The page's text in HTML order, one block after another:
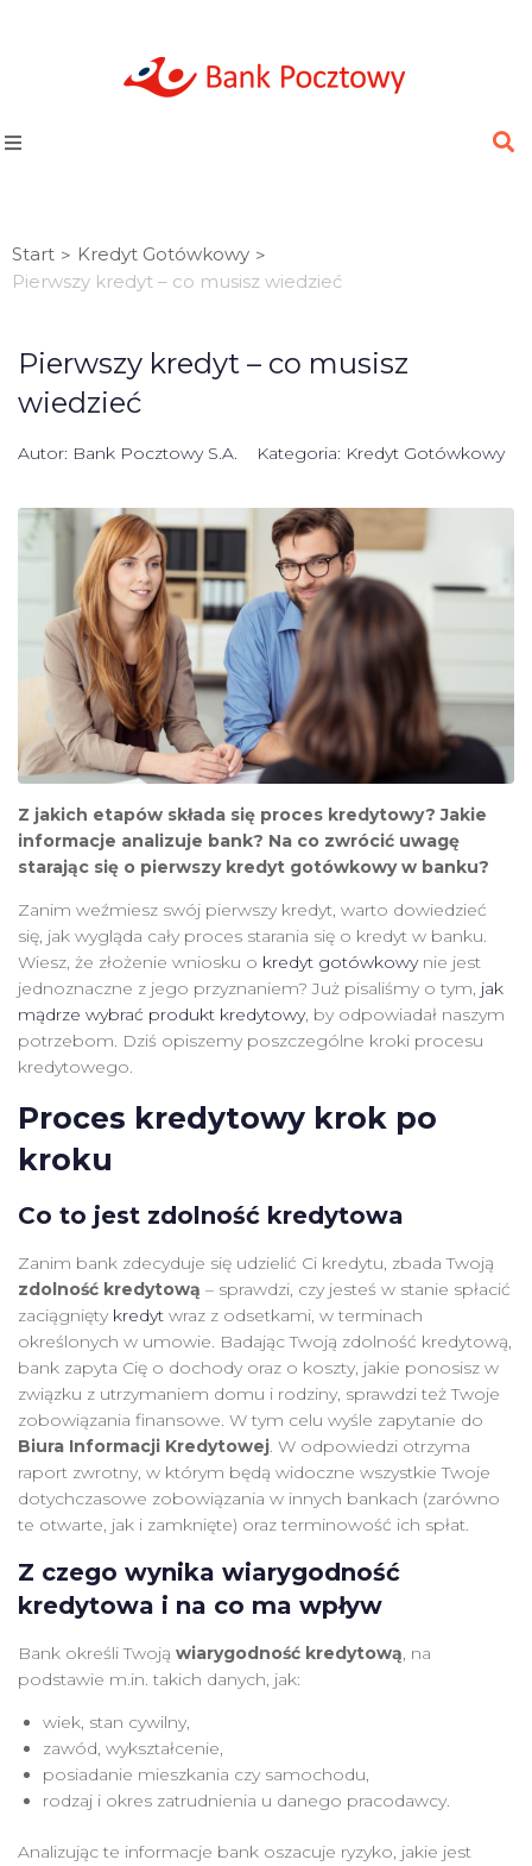
Start > Kredyt Gotówkowy >
Pierwszy kredyt – co musisz wiedzieć
Pierwszy kredyt – co musisz
wiedzieć
Autor: Bank Pocztowy S.A. Kategoria: Kredyt Gotówkowy
Z jakich etapów składa się proces kredytowy? Jakie
informacje analizuje bank? Na co zwrócić uwagę
starając się o pierwszy kredyt gotówkowy w banku?
Zanim weźmiesz swój pierwszy kredyt, warto dowiedzieć
się, jak wygląda cały proces starania się o kredyt w banku.
Wiesz, że złożenie wniosku o kredyt gotówkowynie jest
jednoznaczne z jego przyznaniem? Już pisaliśmy o tym, jak
mądrze wybrać produkt kredytowy, by odpowiadał naszym
potrzebom. Dziś opiszemy poszczególne kroki procesu
kredytowego.
Proces kredytowy krok po
kroku
Co to jest zdolność kredytowa
Zanim bank zdecyduje się udzielić Ci kredytu, zbada Twoją
zdolność kredytową – sprawdzi, czy jesteś w stanie spłacić
zaciągnięty kredyt wraz z odsetkami, w terminach
określonych w umowie. Badając Twoją zdolność kredytową,
bank zapyta Cię o dochody oraz o koszty, jakie ponosisz w
związku z utrzymaniem domu i rodziny, sprawdzi też Twoje
zobowiązania finansowe. W tym celu wyśle zapytanie do
Biura Informacji Kredytowej. W odpowiedzi otrzyma
raport zwrotny, w którym będą widoczne wszystkie Twoje
dotychczasowe zobowiązania w innych bankach (zarówno
te otwarte, jak i zamknięte) oraz terminowość ich spłat.
Z czego wynika wiarygodność
kredytowa i na co ma wpływ
Bank określi Twoją wiarygodność kredytową, na
podstawie m.in. takich danych, jak:
wiek, stan cywilny,
zawód, wykształcenie,
posiadanie mieszkania czy samochodu,
rodzaj i okres zatrudnienia u danego pracodawcy.
Analizując te informacje bank oszacuje ryzyko, jakie jest